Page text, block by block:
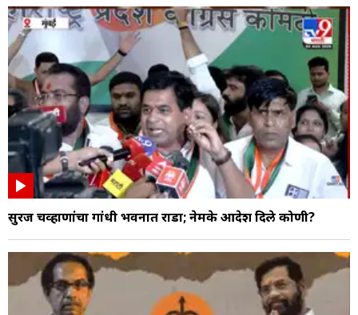
सुरज चव्हाणांचा गांधी भवनात राडा; नेमके आदेश दिले कोणी?